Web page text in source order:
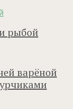
рыбой
варёной